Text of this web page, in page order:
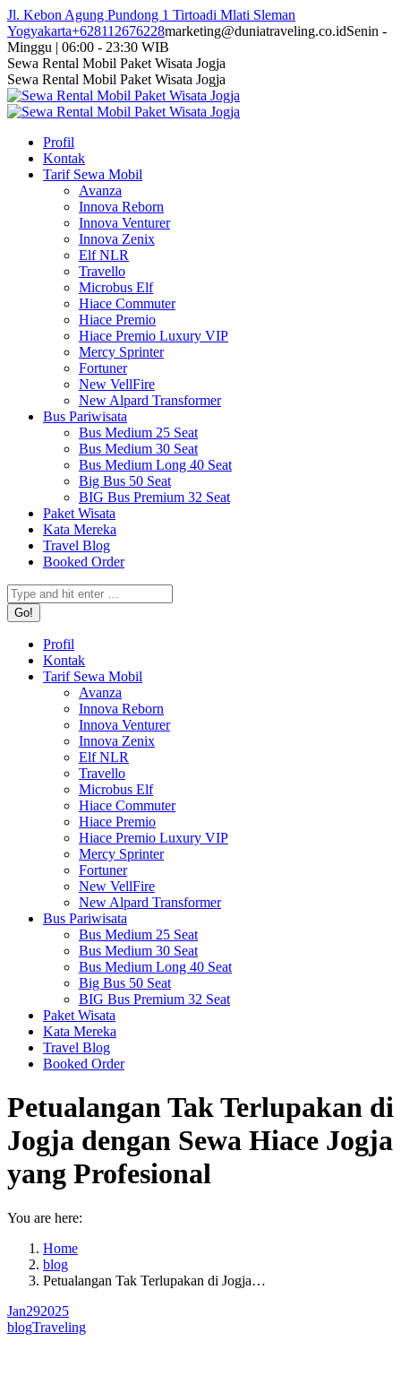
Skip
to
content
Jl. Kebon Agung Pundong 1 Tirtoadi Mlati Sleman
Yogyakarta+628112676228marketing@duniatraveling.co.idSenin -
Minggu | 06:00 - 23:30 WIB
Facebook
page
opens
in
window
Twitter
page
opens
in
window
Instagram
page
opens
in
window
YouTube
page
opens
in
window
Sewa Rental Mobil Paket Wisata Jogja
Sewa Rental Mobil Paket Wisata Jogja
Profil
Kontak
Tarif Sewa Mobil
Avanza
Innova Reborn
Innova Venturer
Innova Zenix
Elf NLR
Travello
Microbus Elf
Hiace Commuter
Hiace Premio
Hiace Premio Luxury VIP
Mercy Sprinter
Fortuner
New VellFire
New Alpard Transformer
Bus Pariwisata
Bus Medium 25 Seat
Bus Medium 30 Seat
Bus Medium Long 40 Seat
Big Bus 50 Seat
BIG Bus Premium 32 Seat
Paket Wisata
Kata Mereka
Travel Blog
Booked Order
Search:
Profil
Kontak
Tarif Sewa Mobil
Avanza
Innova Reborn
Innova Venturer
Innova Zenix
Elf NLR
Travello
Microbus Elf
Hiace Commuter
Hiace Premio
Hiace Premio Luxury VIP
Mercy Sprinter
Fortuner
New VellFire
New Alpard Transformer
Bus Pariwisata
Bus Medium 25 Seat
Bus Medium 30 Seat
Bus Medium Long 40 Seat
Big Bus 50 Seat
BIG Bus Premium 32 Seat
Paket Wisata
Kata Mereka
Travel Blog
Booked Order
Petualangan Tak Terlupakan di
Jogja dengan Sewa Hiace Jogja
yang Profesional
You are here:
Home
blog
Petualangan Tak Terlupakan di Jogja…
Jan292025
blogTraveling